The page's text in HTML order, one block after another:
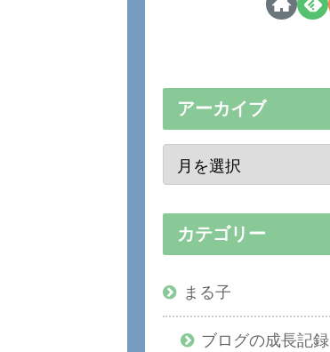
アーカイブ
カテゴリー
まる子
ブログの成長記録